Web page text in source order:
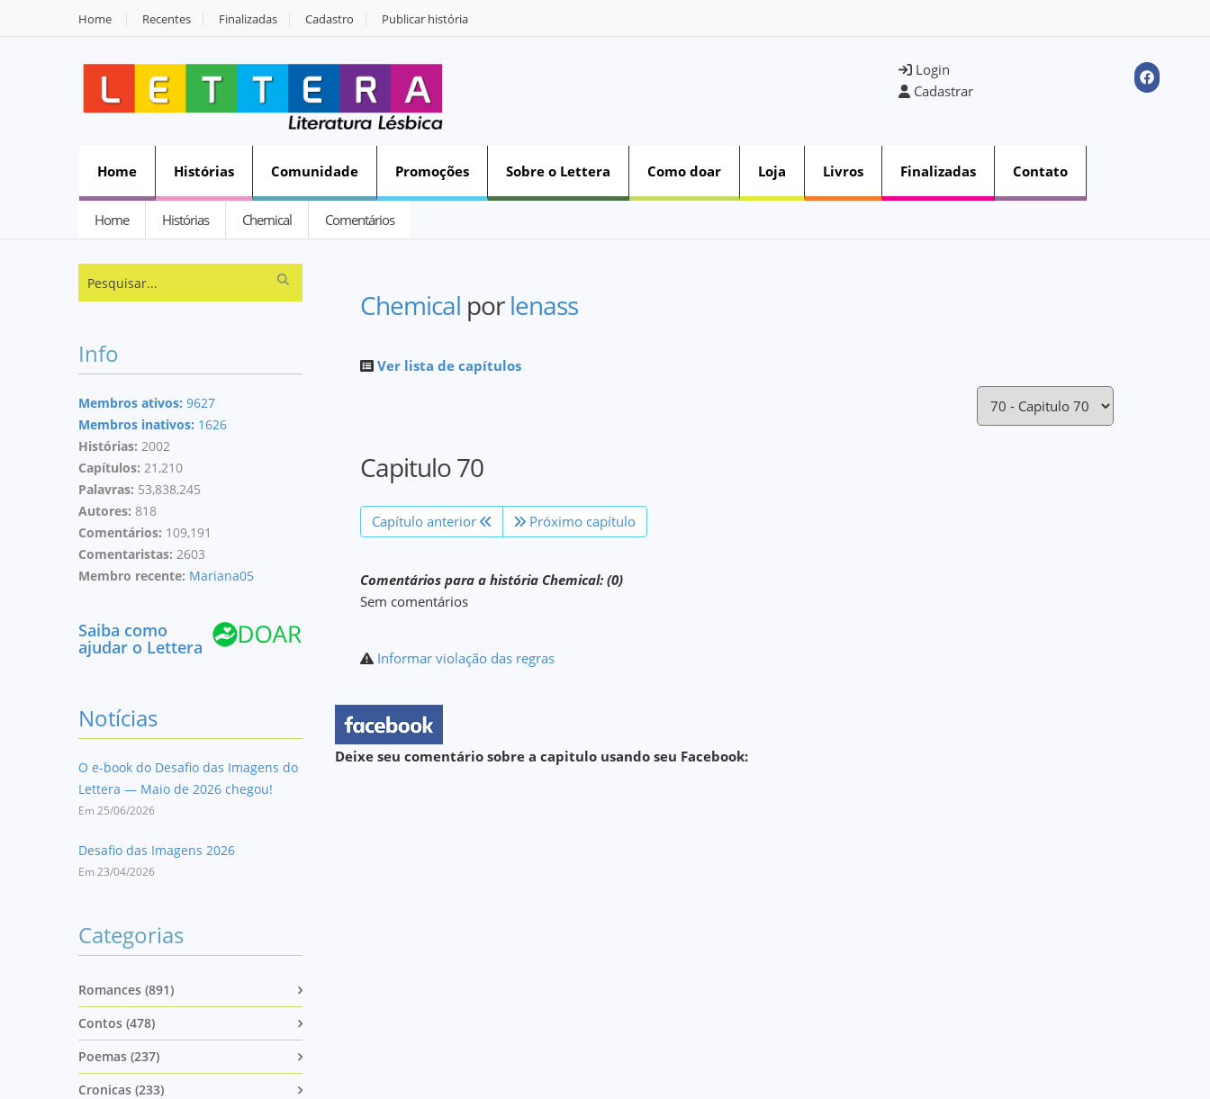
Home Recentes Finalizadas Cadastro Publicar história
Login
Cadastrar
Home Histórias Comunidade Promoções Sobre o Lettera Como doar Loja Livros Finalizadas Contato
Home Histórias Chemical Comentários
Info
Membros ativos: 9627
Membros inativos: 1626
Histórias: 2002
Capítulos: 21,210
Palavras: 53,838,245
Autores: 818
Comentários: 109,191
Comentaristas: 2603
Membro recente: Mariana05
Saiba como
ajudar o Lettera
Notícias
O e-book do Desafio das Imagens do
Lettera — Maio de 2026 chegou!
Em 25/06/2026
Desafio das Imagens 2026
Em 23/04/2026
Categorias
Romances (891)
Contos (478)
Poemas (237)
Cronicas (233)
Chemical porlenass
Ver lista de capítulos
Capitulo 70
Capítulo anterior Próximo capítulo
Comentários para a história Chemical: (0)
Sem comentários
Informar violação das regras
Deixe seu comentário sobre a capitulo usando seu Facebook: